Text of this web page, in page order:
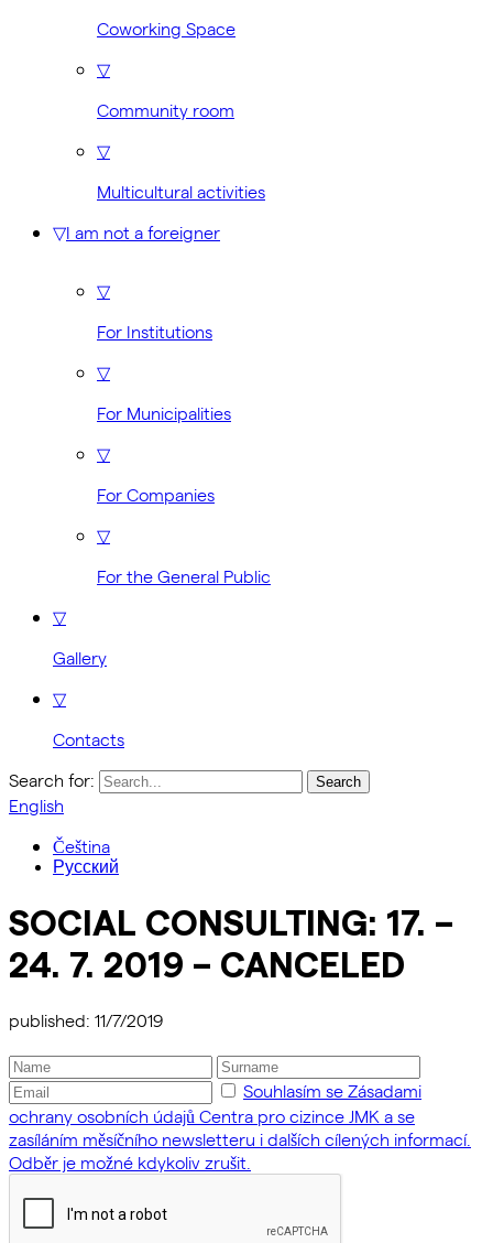
Coworking Space
▽
Community room
▽
Multicultural activities
▽I am not a foreigner
▽
For Institutions
▽
For Municipalities
▽
For Companies
▽
For the General Public
▽
Gallery
▽
Contacts
Search for:
English
Čeština
Русский
SOCIAL CONSULTING: 17. –
24. 7. 2019 – CANCELED
published: 11/7/2019
Souhlasím se Zásadami
ochrany osobních údajů Centra pro cizince JMK a se
zasíláním měsíčního newsletteru i dalších cílených informací.
Odběr je možné kdykoliv zrušit.